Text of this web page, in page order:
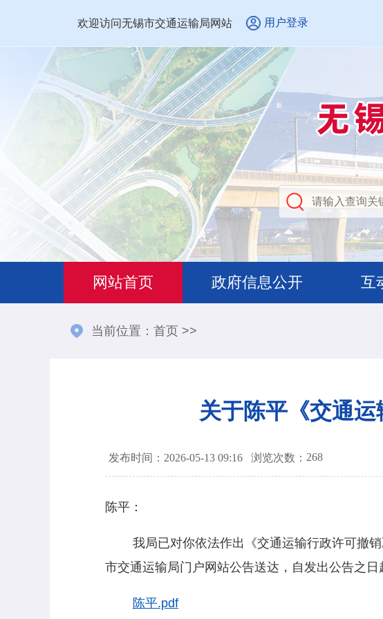
欢迎访问无锡市交通运输局网站 用户登录
网站首页 政府信息公开 互
当前位置： 首页 >>
关于陈平《交通
发布时间：2026-05-13 09:16 浏览次数： 268
陈平：
我局已对你依法作出《交通运输行政许可撤销
市交通运输局门户网站公告送达，自发出公告之日
陈平.pdf